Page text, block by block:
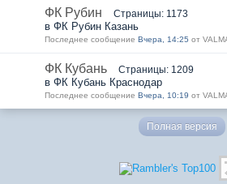
ФК Рубин Страницы: 1173
в ФК Рубин Казань
Последнее сообщение Вчера, 14:25 от
ФК Кубань Страницы: 1209
в ФК Кубань Краснодар
Последнее сообщение Вчера, 10:19 от
Полная версия